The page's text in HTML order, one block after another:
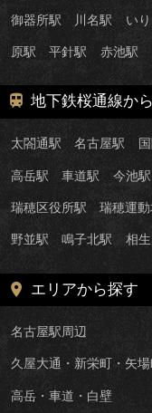
御器所駅 川名駅 い
原駅 平針駅 赤池駅
地下鉄桜通線か
太閤通駅 名古屋駅
高岳駅 車道駅 今池駅
瑞穂区役所駅 瑞穂運
野並駅 鳴子北駅 相
エリアから探す
名古屋駅周辺
久屋大通・新栄町・矢
高岳・車道・白壁